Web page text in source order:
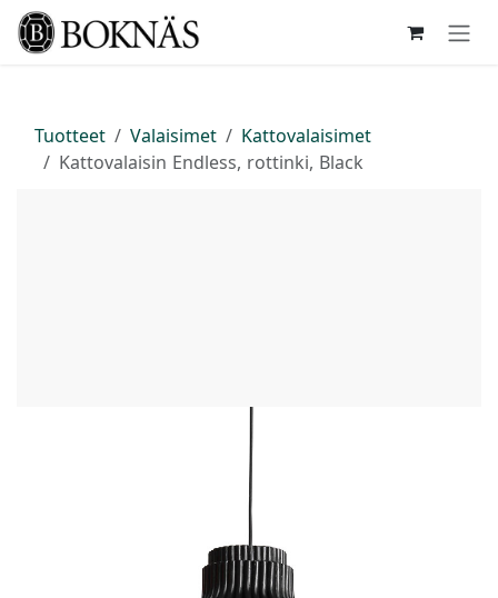
Siirry sisältöön
Tuotteet Valaisimet
Kattovalaisimet
Kattovalaisin Endless, rottinki, Black